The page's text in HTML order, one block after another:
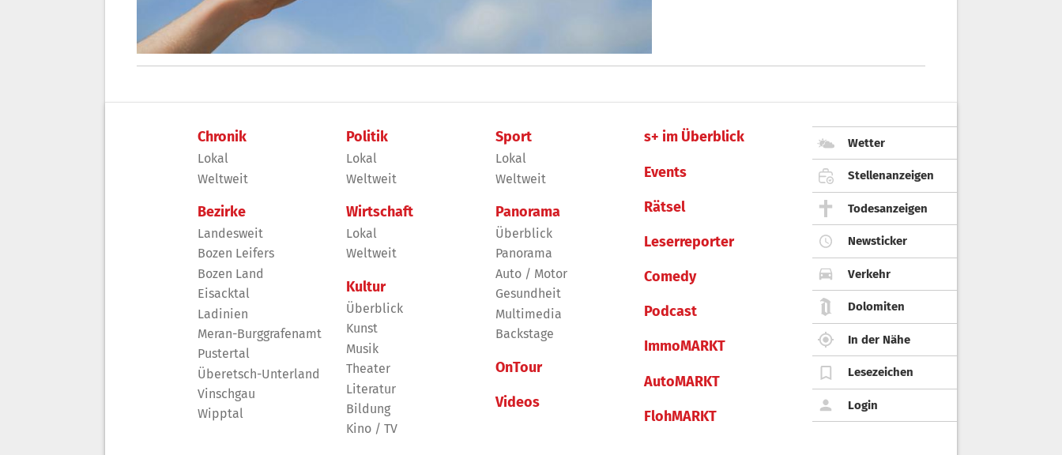
Chronik
Lokal
Weltweit
Bezirke
Landesweit
Bozen Leifers
Bozen Land
Eisacktal
Ladinien
Meran-Burggrafenamt
Pustertal
Überetsch-Unterland
Vinschgau
Wipptal
Politik
Lokal
Weltweit
Wirtschaft
Lokal
Weltweit
Kultur
Überblick
Kunst
Musik
Theater
Literatur
Bildung
Kino / TV
Sport
Lokal
Weltweit
Panorama
Überblick
Panorama
Auto / Motor
Gesundheit
Multimedia
Backstage
OnTour
Videos
s+ im Überblick
Events
Rätsel
Leserreporter
Comedy
Podcast
ImmoMARKT
AutoMARKT
FlohMARKT
Wetter
Stellenanzeigen
Todesanzeigen
Newsticker
Verkehr
Dolomiten
In der Nähe
Lesezeichen
Login